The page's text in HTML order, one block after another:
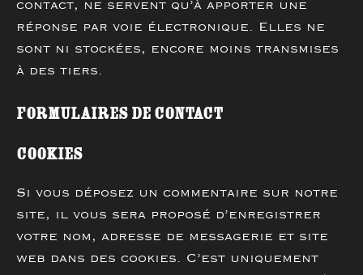
contact, ne servent qu’à apporter une
réponse par voie électronique. Elles ne
sont ni stockées, encore moins transmises
à des tiers.
Formulaires de contact
Cookies
Si vous déposez un commentaire sur notre
site, il vous sera proposé d’enregistrer
votre nom, adresse de messagerie et site
web dans des cookies. C’est uniquement